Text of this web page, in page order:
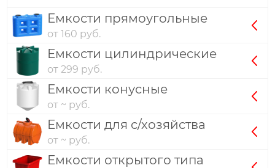
Емкости прямоугольные
от 160 руб.
Емкости цилиндрические
от 299 руб.
Емкости конусные
от ~ руб.
Емкости для с/хозяйства
от ~ руб.
Емкости открытого типа